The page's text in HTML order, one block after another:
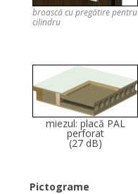
broască cu pregătire pentru
cilindru
miezul: placă PAL
perforat
(27 dB)
Pictograme